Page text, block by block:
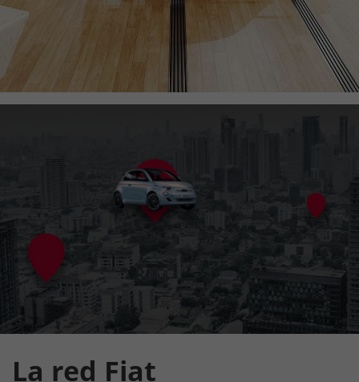
Fiat responde a todas tus preguntas
Aquí encontrarás todas las respuestas a tus preguntas.
La red Fiat